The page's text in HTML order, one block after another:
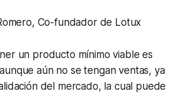
Co-fundador de Lotux
un producto mínimo viable es
aún no se tengan ventas, ya
del mercado, la cual puede